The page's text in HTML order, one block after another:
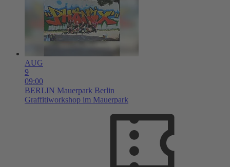
AUG
9
09:00
BERLIN Mauerpark Berlin
Graffitiworkshop im Mauerpark